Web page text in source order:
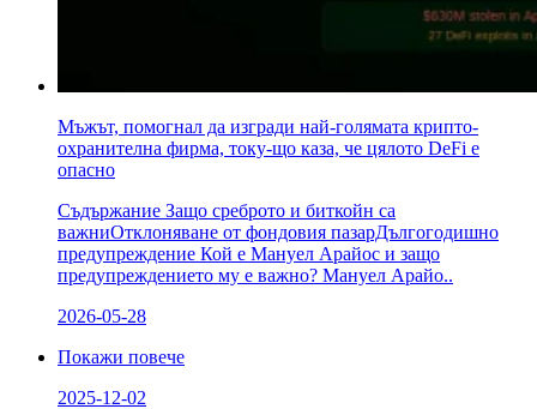
Мъжът, помогнал да изгради най-голямата крипто-
охранителна фирма, току-що каза, че цялото DeFi е
опасно
Съдържание Защо среброто и биткойн са
важниОтклоняване от фондовия пазарДългогодишно
предупреждение Кой е Мануел Арайос и защо
предупреждението му е важно? Мануел Арайо..
2026-05-28
Покажи повече
2025-12-02